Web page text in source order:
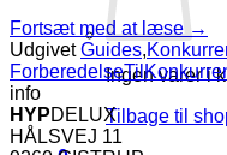
Ingen varer i
Tilbage til
Fortsæt med at læse →
UdgivetGuides,
info
HYPDELUX
HÅLSVEJ 11